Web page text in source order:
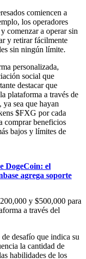
​​comiencen a
los operadores
comenzar a operar sin
y retirar fácilmente
sin ningún límite.
personalizada,
social que
destacar que
plataforma a través de
sea que hayan
$FXG por cada
comprar beneficios
bajos y límites de
DogeCoin: el
agrega soporte
y $500,000 para
a través del
desafío que indica su
la cantidad de
habilidades de los